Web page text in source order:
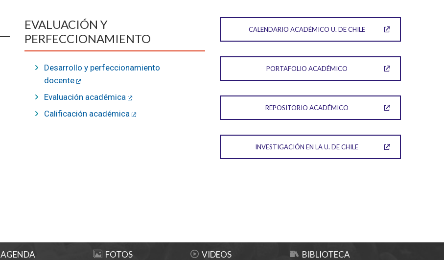
EVALUACIÓN Y
PERFECCIONAMIENTO
Desarrollo y perfeccionamiento
docente
Evaluación académica
Calificación académica
CALENDARIO ACADÉMICO U. DE CHILE
PORTAFOLIO ACADÉMICO
REPOSITORIO ACADÉMICO
INVESTIGACIÓN EN LA U. DE CHILE
AGENDA FOTOS VIDEOS BIBLIOTECA